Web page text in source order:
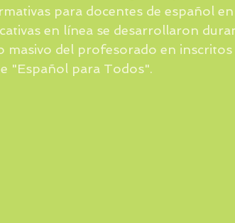
para docentes de español
en línea se desarrollaron
masivo del profesorado en
"Español para Todos".